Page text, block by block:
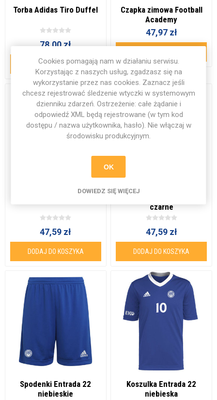
Torba Adidas Tiro Duffel
78,00 zł
DODAJ DO KOSZYKA
Czapka zimowa Football
Academy
47,97 zł
47,59 zł
DODAJ DO KOSZYKA
Spodenki Entrada 22
czarne
47,59 zł
DODAJ DO KOSZYKA
Spodenki Entrada 22
niebieskie
Koszulka Entrada 22
niebieska
Cookies pomagają nam w działaniu serwisu.
Korzystając z naszych usług, zgadzasz się na
wykorzystanie przez nas cookies. Zaznacz jeśli
chcesz rejestrować śledzenie wtyczki w systemowym
dzienniku zdarzeń. Ostrzeżenie: całe żądanie i
odpowiedź XML będą rejestrowane (w tym kod
dostępu / nazwa użytkownika, hasło). Nie włączaj w
środowisku produkcyjnym.
OK
DOWIEDZ SIĘ WIĘCEJ